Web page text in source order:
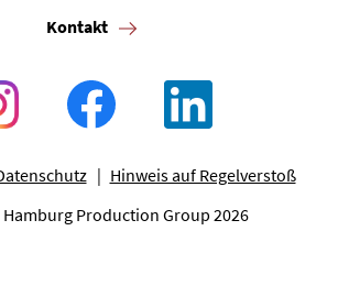
Kontakt
Hinweis auf Regelverstoß
Production Group 2026